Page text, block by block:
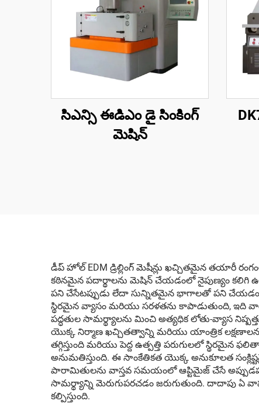
సిఎన్సి ఈడిఎం డై సింకింగ్
మెషిన్
డీప్ హోల్ EDM డ్రిల్లింగ్ మెషీన్లు ఖచ్చితమైన తయారీ
కఠినమైన పదార్థాలను మెషిన్ చేయడంలో నైపుణ్యం కలిగి
పని చేసేటప్పుడు లేదా సున్నితమైన భాగాలతో పని
స్థిరమైన వ్యాసం మరియు సరళతను కాపాడుతుంది, ఇది
పద్ధతుల సామర్థ్యాలను మించి అత్యధిక లోతు-వ్యాస
యొక్క నిర్మాణ ఖచ్చితత్వాన్ని మరియు యాంత్రిక
తగ్గిస్తుంది మరియు పెద్ద ఉత్పత్తి పరుగులలో స్థిరమైన
అనుమతిస్తుంది. ఈ సాంకేతికత యొక్క అనుకూలత
పారామితులను వాస్తవ సమయంలో ఆప్టిమైజ్ చేసే
సామర్థ్యాన్ని మెరుగుపరచడం జరుగుతుంది. దాదాపు ఏ
కల్పిస్తుంది.